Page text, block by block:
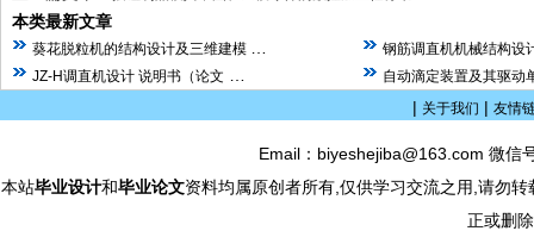
本类最新文章
葵花脱粒机的结构设计及三维建模
钢筋调直机机械结构设
JZ-H调直机设计 说明书（论文
自动滴定装置及其驱动
| 关于我们 | 友情
Email：biyeshejiba@163.com 微
本站毕业设计和毕业论文资料均属原创者所有,仅供学习交流之用,请勿
正或删